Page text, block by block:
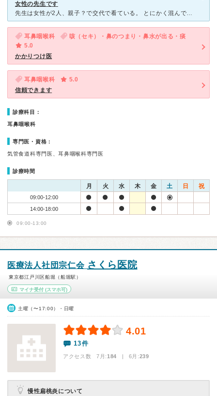
女性の先生です
先生は女性が2人、親子？で交代で看ている。 とにかく混んでます。駅から近いのもあるかと思いますが、何度もいらしてる方が多いようです。 子供がとにかく多いです。 子供への診察もちゃんと配慮され
耳鼻咽喉科
咳（セキ）・鼻のつまり・鼻水が出る・痰
5.0
かかりつけ医
耳鼻咽喉科
5.0
信頼できます
診療科目：
耳鼻咽喉科
専門医・資格：
気管食道科専門医、耳鼻咽喉科専門医
診療時間
月 火 水 木 金 土 日 祝
09:00-12:00
14:00-18:00
09:00-13:00
医療法人社団宗仁会 さくら医院
東京都江戸川区船堀（船堀駅）
マイナ受付 (スマホ可)
土曜（〜17:00）・日曜
4.01
13件
アクセス数 7月:184 | 6月:239
慢性扁桃炎について